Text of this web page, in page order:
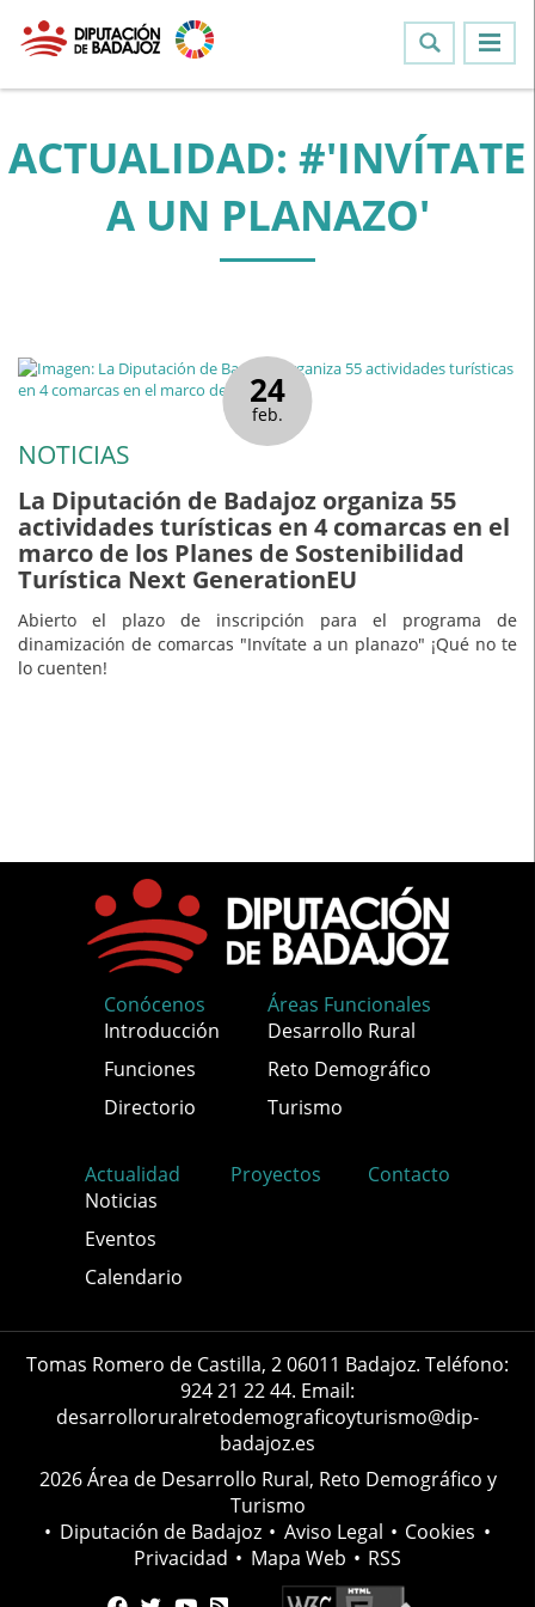
ACTUALIDAD: #'INVÍTATE
A UN PLANAZO'
24
feb.
NOTICIAS
La Diputación de Badajoz organiza 55
actividades turísticas en 4 comarcas en el
marco de los Planes de Sostenibilidad
Turística Next GenerationEU
Abierto el plazo de inscripción para el programa de
dinamización de comarcas "Invítate a un planazo" ¡Qué no te
lo cuenten!
Conócenos
Introducción
Funciones
Directorio
Áreas Funcionales
Desarrollo Rural
Reto Demográfico
Turismo
Actualidad
Noticias
Eventos
Calendario
Proyectos Contacto
Tomas Romero de Castilla, 2 06011 Badajoz. Teléfono:
924 21 22 44. Email:
desarrolloruralretodemograficoyturismo@dip-
badajoz.es
2026 Área de Desarrollo Rural, Reto Demográfico y
Turismo
• Diputación de Badajoz • Aviso Legal • Cookies •
Privacidad • Mapa Web • RSS